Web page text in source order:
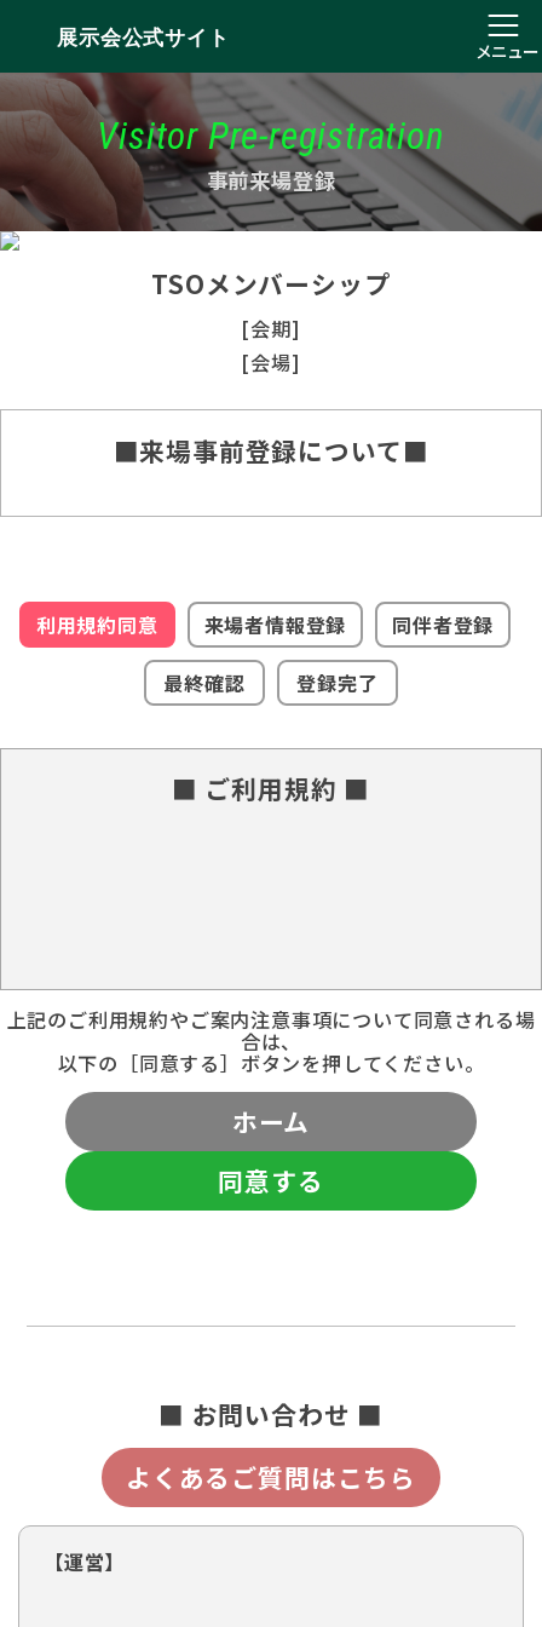
展示会公式サイト
メニュー
Visitor Pre-registration
事前来場登録
TSOメンバーシップ
[会期]
[会場]
■来場事前登録について■
利用規約同意 来場者情報登録
同伴者登録
最終確認
登録完了
■ ご利用規約 ■
上記のご利用規約やご案内注意事項について同意される場
合は、
以下の［同意する］ボタンを押してください。
ホーム
同意する
■ お問い合わせ ■
よくあるご質問はこちら
【運営】